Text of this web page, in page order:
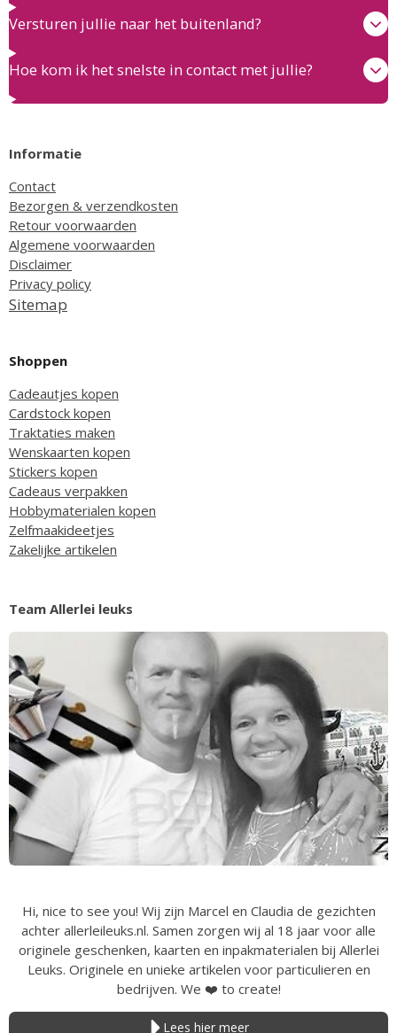
Versturen jullie naar het buitenland?
Hoe kom ik het snelste in contact met jullie?
Informatie
Contact
Bezorgen & verzendkosten
Retour voorwaarden
Algemene voorwaarden
Disclaimer
Privacy policy
Sitemap
Shoppen
Cadeautjes kopen
Cardstock kopen
Traktaties maken
Wenskaarten kopen
Stickers kopen
Cadeaus verpakken
Hobbymaterialen kopen
Zelfmaakideetjes
Zakelijke artikelen
Team Allerlei leuks
Hi, nice to see you! Wij zijn Marcel en Claudia de gezichten
achter allerleileuks.nl. Samen zorgen wij al 18 jaar voor alle
originele geschenken, kaarten en inpakmaterialen bij Allerlei
Leuks. Originele en unieke artikelen voor particulieren en
bedrijven. We ❤️ to create!
Lees hier meer